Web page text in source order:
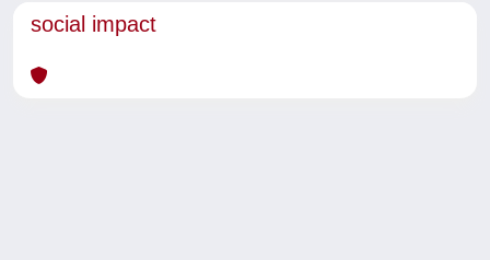
social impact